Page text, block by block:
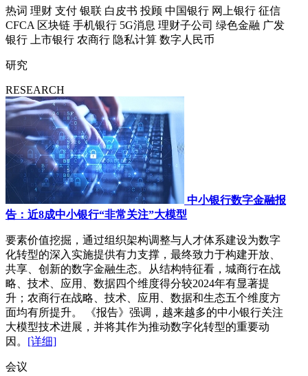
热词 理财 支付 银联 白皮书 投顾 中国银行 网上银行 征信
CFCA 区块链 手机银行 5G消息 理财子公司 绿色金融 广发
银行
上市银行 农商行 隐私计算 数字人民币
研究
RESEARCH
中小银行数字金融报
告：近8成中小银行“非常关注”大模型
要素价值挖掘，通过组织架构调整与人才体系建设为数字
化转型的深入实施提供有力支撑，最终致力于构建开放、
共享、创新的数字金融生态。从结构特征看，城商行在战
略、技术、应用、数据四个维度得分较2024年有显著提
升；农商行在战略、技术、应用、数据和生态五个维度方
面均有所提升。 《报告》强调，越来越多的中小银行关注
大模型技术进展，并将其作为推动数字化转型的重要动
因。 [详细]
会议